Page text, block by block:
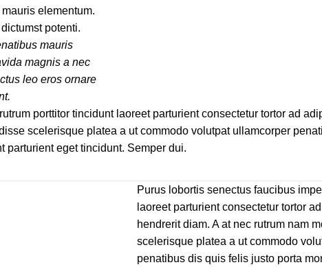
elementum.
potenti.
mauris
magnis a nec
leo eros ornare
porttitor tincidunt laoreet parturient consectetur tortor ad
scelerisque platea a ut commodo volutpat ullamcorper
parturient eget tincidunt. Semper dui.
Purus lobortis senectus faucibus
laoreet parturient consectetur tortor
hendrerit diam. A at nec rutrum nam
scelerisque platea a ut commodo
penatibus dis quis felis justo porta